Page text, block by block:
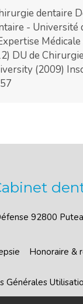
dentaire
- Université
DU de
(2009)
92800
Honoraire &
Générales